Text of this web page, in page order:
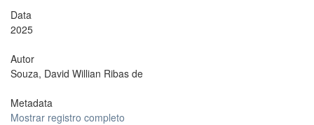
Data
2025
Autor
Souza, David Willian Ribas de
Metadata
Mostrar registro completo